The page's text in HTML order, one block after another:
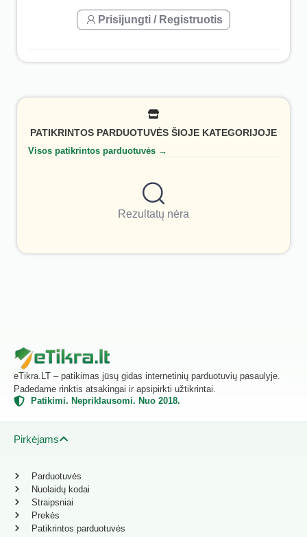
Prisijungti / Registruotis
PATIKRINTOS PARDUOTUVĖS ŠIOJE KATEGORIJOJE
Visos patikrintos parduotuvės →
Rezultatų nėra
eTikra.LT – patikimas jūsų gidas internetinių parduotuvių pasaulyje.
Padedame rinktis atsakingai ir apsipirkti užtikrintai.
Patikimi. Nepriklausomi. Nuo 2018.
Pirkėjams
Parduotuvės
Nuolaidų kodai
Straipsniai
Prekės
Patikrintos parduotuvės